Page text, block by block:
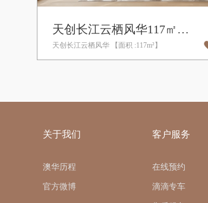
天创长江云栖风华117㎡ | 新中式
天创长江云栖风华 【面积 :117m²】
关于我们
澳华历程
官方微博
客户服务
在线预约
滴滴专车